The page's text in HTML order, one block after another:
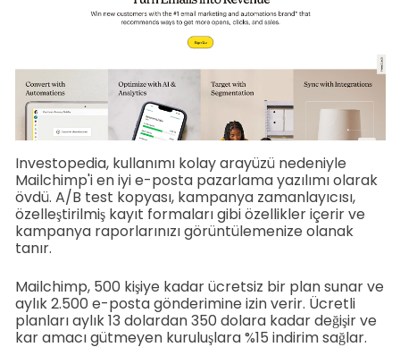
Investopedia, kullanımı kolay arayüzü nedeniyle
Mailchimp'i en iyi e-posta pazarlama yazılımı olarak
övdü. A/B test kopyası, kampanya zamanlayıcısı,
özelleştirilmiş kayıt formaları gibi özellikler içerir ve
kampanya raporlarınızı görüntülemenize olanak
tanır.
Mailchimp, 500 kişiye kadar ücretsiz bir plan sunar ve
aylık 2.500 e-posta gönderimine izin verir. Ücretli
planları aylık 13 dolardan 350 dolara kadar değişir ve
kar amacı gütmeyen kuruluşlara %15 indirim sağlar.